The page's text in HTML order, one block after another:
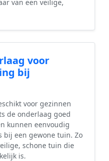
van een veilige,
voor
bij
voor gezinnen
de onderlaag goed
kunnen eenvoudig
bij een gewone tuin. Zo
schone tuin die
is.